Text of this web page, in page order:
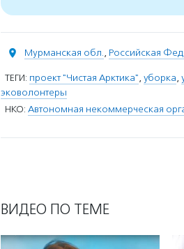
Мурманская обл., Российская
ТЕГИ: проект "Чистая Арктика", уборка,
эковолонтеры
НКО: Автономная некоммерческая
ВИДЕО ПО ТЕМЕ